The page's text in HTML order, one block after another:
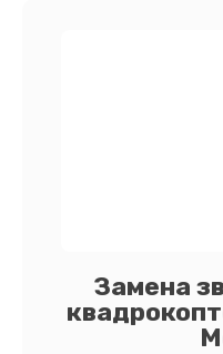
Замена